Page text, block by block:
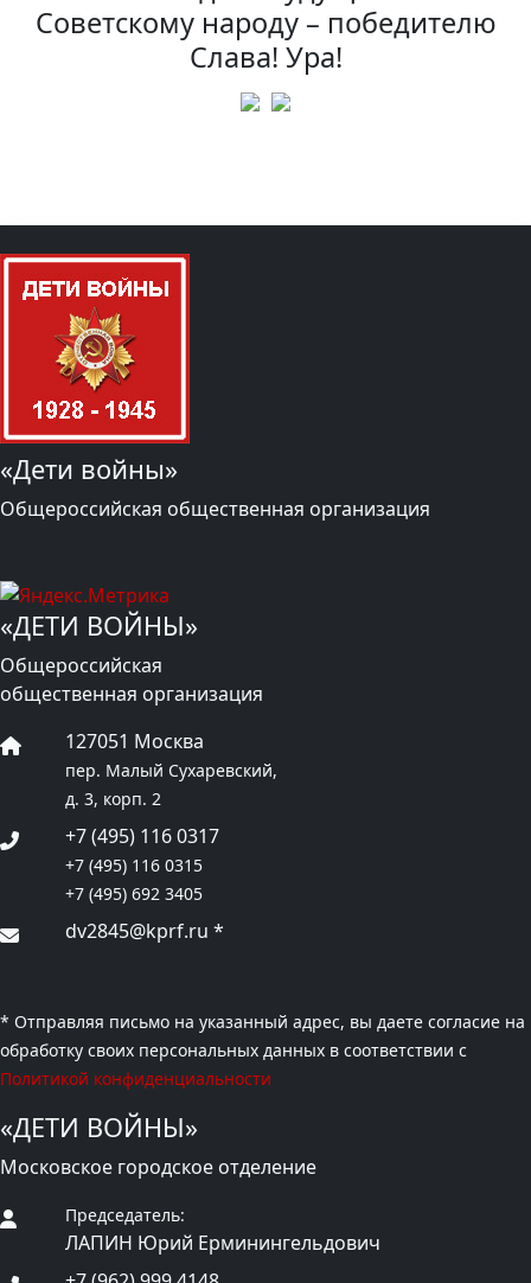
Советскому народу – победителю
Слава! Ура!
«Дети войны»
Общероссийская общественная организация
«ДЕТИ ВОЙНЫ»
Общероссийская
общественная организация
127051 Москва
пер. Малый Сухаревский,
д. 3, корп. 2
+7 (495) 116 0317
+7 (495) 116 0315
+7 (495) 692 3405
dv2845@kprf.ru *
* Отправляя письмо на указанный адрес, вы даете согласие на
обработку своих персональных данных в соответствии с
Политикой конфиденциальности
«ДЕТИ ВОЙНЫ»
Московское городское отделение
Председатель:
ЛАПИН Юрий Ерминингельдович